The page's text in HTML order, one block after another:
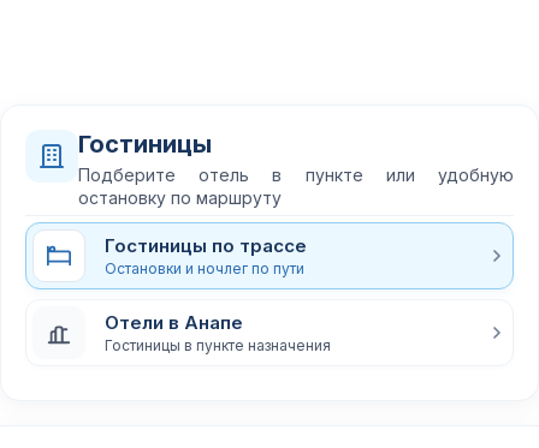
Гостиницы
Подберите отель в пункте или удобную
остановку по маршруту
Гостиницы по трассе
Остановки и ночлег по пути
Отели в Анапе
Гостиницы в пункте назначения